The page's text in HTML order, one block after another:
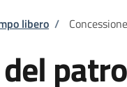
libero /